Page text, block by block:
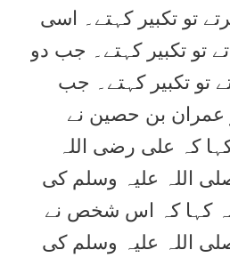
تو تکبیر کہتے۔ اسی
تو تکبیر کہتے۔ جب دو
تو تکبیر کہتے۔ جب
عمران بن حصین نے
کہ علی رضی اللہ
اللہ علیہ وسلم کی
یہ کہا کہ اس شخص نے
اللہ علیہ وسلم کی